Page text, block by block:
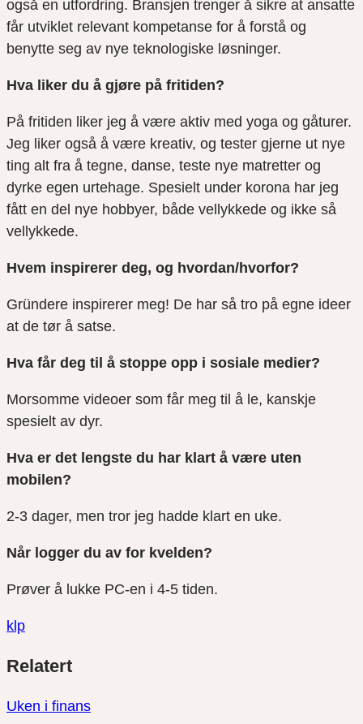
også en utfordring. Bransjen trenger å sikre at ansatte
får utviklet relevant kompetanse for å forstå og
benytte seg av nye teknologiske løsninger.
Hva liker du å gjøre på fritiden?
På fritiden liker jeg å være aktiv med yoga og gåturer.
Jeg liker også å være kreativ, og tester gjerne ut nye
ting alt fra å tegne, danse, teste nye matretter og
dyrke egen urtehage. Spesielt under korona har jeg
fått en del nye hobbyer, både vellykkede og ikke så
vellykkede.
Hvem inspirerer deg, og hvordan/hvorfor?
Gründere inspirerer meg! De har så tro på egne ideer
at de tør å satse.
Hva får deg til å stoppe opp i sosiale medier?
Morsomme videoer som får meg til å le, kanskje
spesielt av dyr.
Hva er det lengste du har klart å være uten
mobilen?
2-3 dager, men tror jeg hadde klart en uke.
Når logger du av for kvelden?
Prøver å lukke PC-en i 4-5 tiden.
klp
link
på
på
Relatert
Uken i finans